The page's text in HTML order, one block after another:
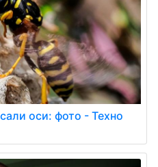
оси: фото - Техно